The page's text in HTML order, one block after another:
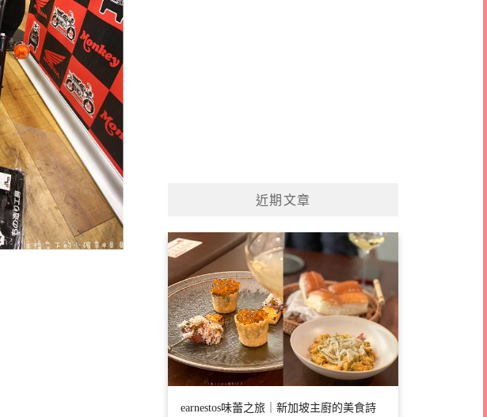
近期文章
earnestos味蕾之旅｜新加坡主廚的美食詩